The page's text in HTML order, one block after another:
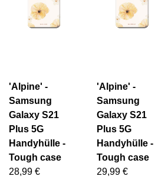
'Alpine' -
Samsung
Galaxy S21
Plus 5G
Handyhülle -
Tough case
28,99 €
'Alpine' -
Samsung
Galaxy S21
Plus 5G
Handyhülle -
Tough case
29,99 €